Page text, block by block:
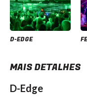
D-EDGE
MAIS DETALHES
D-Edge